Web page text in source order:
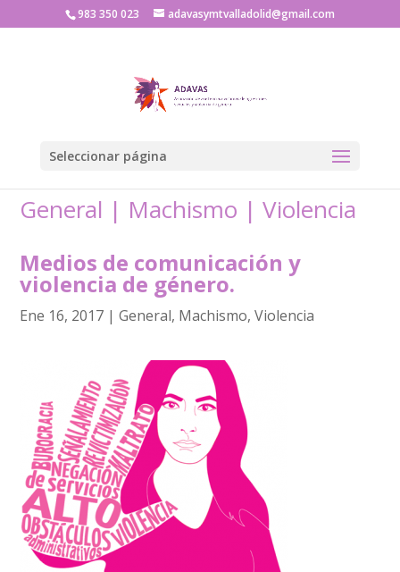
983 350 023 adavasymtvalladolid@gmail.com
Seleccionar página
General | Machismo |Violencia
Medios de comunicación y
violencia de género.
Ene 16, 2017 |General, Machismo,Violencia